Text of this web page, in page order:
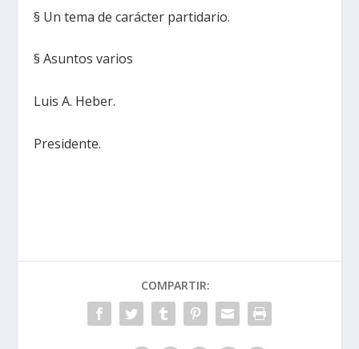
§ Un tema de carácter partidario.
§ Asuntos varios
Luis A. Heber.
Presidente.
COMPARTIR: